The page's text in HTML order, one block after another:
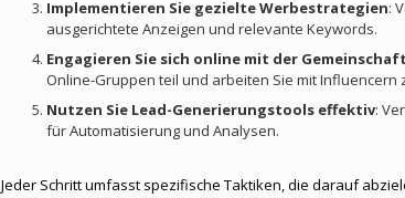
Implementieren Sie gezielte Werbestrategien:
ausgerichtete Anzeigen und relevante Keywords.
Engagieren Sie sich online mit der Gemeinschaft
Online-Gruppen teil und arbeiten Sie mit Influencern
Nutzen Sie Lead-Generierungstools effektiv:
für Automatisierung und Analysen.
Jeder Schritt umfasst spezifische Taktiken, die darauf